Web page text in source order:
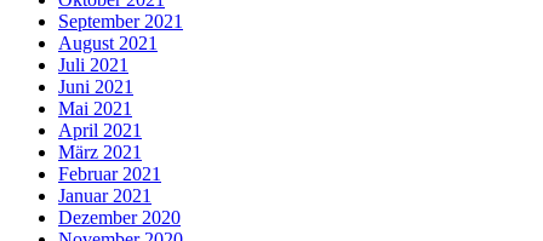
September 2021
August 2021
Juli 2021
Juni 2021
Mai 2021
April 2021
März 2021
Februar 2021
Januar 2021
Dezember 2020